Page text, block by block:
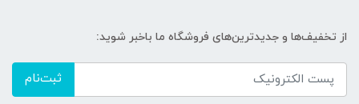
از تخفیف‌ها و جدیدترین‌های فروشگاه ما باخبر شوید:
ثبت‌نام